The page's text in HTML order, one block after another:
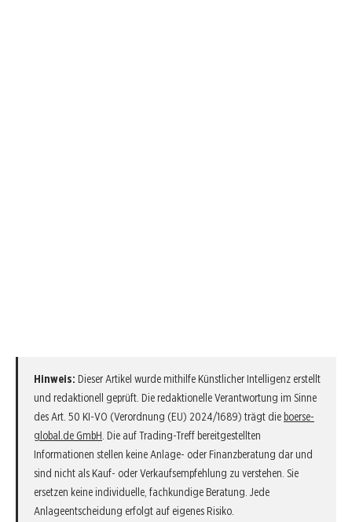
Hinweis: Dieser Artikel wurde mithilfe Künstlicher Intelligenz erstellt
und redaktionell geprüft. Die redaktionelle Verantwortung im Sinne
des Art. 50 KI-VO (Verordnung (EU) 2024/1689) trägt die boerse-
global.de GmbH. Die auf Trading-Treff bereitgestellten
Informationen stellen keine Anlage- oder Finanzberatung dar und
sind nicht als Kauf- oder Verkaufsempfehlung zu verstehen. Sie
ersetzen keine individuelle, fachkundige Beratung. Jede
Anlageentscheidung erfolgt auf eigenes Risiko.